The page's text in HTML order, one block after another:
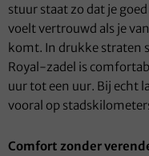
stuur staat zo dat je
voelt vertrouwd als je
komt. In drukke straten
Royal-zadel is
uur tot een uur. Bij echt
vooral op
Comfort zonder